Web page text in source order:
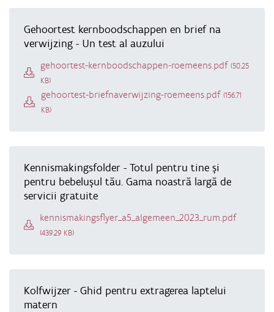
Gehoortest kernboodschappen en brief na
verwijzing - Un test al auzului
Document
gehoortest-kernboodschappen-roemeens.pdf(50.25
KB)
Document
gehoortest-briefnaverwijzing-roemeens.pdf (156.71
KB)
Kennismakingsfolder - Totul pentru tine şi
pentru bebeluşul tău. Gama noastră largă de
servicii gratuite
Document
kennismakingsflyer_a5_algemeen_2023_rum.pdf
(439.29 KB)
Kolfwijzer - Ghid pentru extragerea laptelui
matern